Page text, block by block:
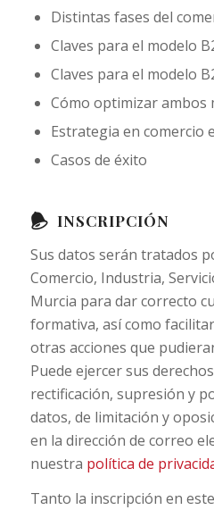
Distintas fases del
Claves para el modelo
Claves para el modelo
Cómo optimizar ambos
Estrategia en comercio
Casos de éxito
INSCRIPCIÓN
Sus datos serán tratados
Comercio, Industria,
Murcia para dar correcto
formativa, así como
otras acciones que
Puede ejercer sus
rectificación, supresión y
datos, de limitación y
en la dirección de correo
nuestra política de
Tanto la inscripción en